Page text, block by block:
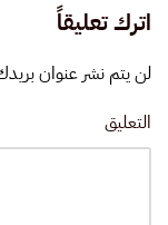
اترك تعليقاً
لن يتم نشر عنوان بريدك
التعليق